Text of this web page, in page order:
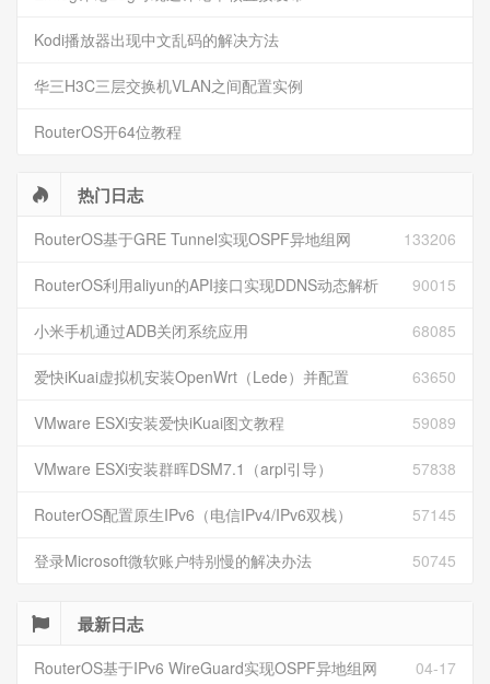
Kodi播放器出现中文乱码的解决方法
华三H3C三层交换机VLAN之间配置实例
RouterOS开64位教程
热门日志
133206
RouterOS基于GRE Tunnel实现OSPF异地组网
90015
RouterOS利用aliyun的API接口实现DDNS动态解析
68085
小米手机通过ADB关闭系统应用
63650
爱快iKuai虚拟机安装OpenWrt（Lede）并配置
59089
VMware ESXi安装爱快iKuai图文教程
57838
VMware ESXi安装群晖DSM7.1（arpl引导）
57145
RouterOS配置原生IPv6（电信IPv4/IPv6双栈）
50745
登录Microsoft微软账户特别慢的解决办法
最新日志
04-17
RouterOS基于IPv6 WireGuard实现OSPF异地组网